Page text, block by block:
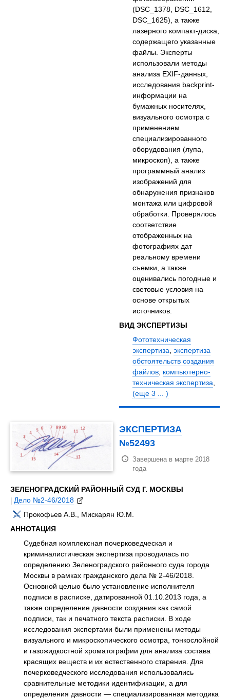
(DSC_1378, DSC_1612,
DSC_1625), а также
лазерного компакт-диска,
содержащего указанные
файлы. Эксперты
использовали методы
анализа EXIF-данных,
исследования backprint-
информации на
бумажных носителях,
визуального осмотра с
применением
специализированного
оборудования (лупа,
микроскоп), а также
программный анализ
изображений для
обнаружения признаков
монтажа или цифровой
обработки. Проверялось
соответствие
отображенных на
фотографиях дат
реальному времени
съемки, а также
оценивались погодные и
световые условия на
основе открытых
источников.
ВИД ЭКСПЕРТИЗЫ
Фототехническая
экспертиза,экспертиза
обстоятельств создания
файлов, компьютерно-
техническая экспертиза,
(еще 3 ... )
ЭКСПЕРТИЗА
№52493
Завершена в марте 2018
года
ЗЕЛЕНОГРАДСКИЙ РАЙОННЫЙ СУД Г. МОСКВЫ
| Дело №2-46/2018
Прокофьев А.В., Мискарян Ю.М.
АННОТАЦИЯ
Судебная комплексная почерковедческая и
криминалистическая экспертиза проводилась по
определению Зеленоградского районного суда города
Москвы в рамках гражданского дела № 2-46/2018.
Основной целью было установление исполнителя
подписи в расписке, датированной 01.10.2013 года, а
также определение давности создания как самой
подписи, так и печатного текста расписки. В ходе
исследования экспертами были применены методы
визуального и микроскопического осмотра, тонкослойной
и газожидкостной хроматографии для анализа состава
красящих веществ и их естественного старения. Для
почерковедческого исследования использовались
сравнительные методики идентификации, а для
определения давности — специализированная методика